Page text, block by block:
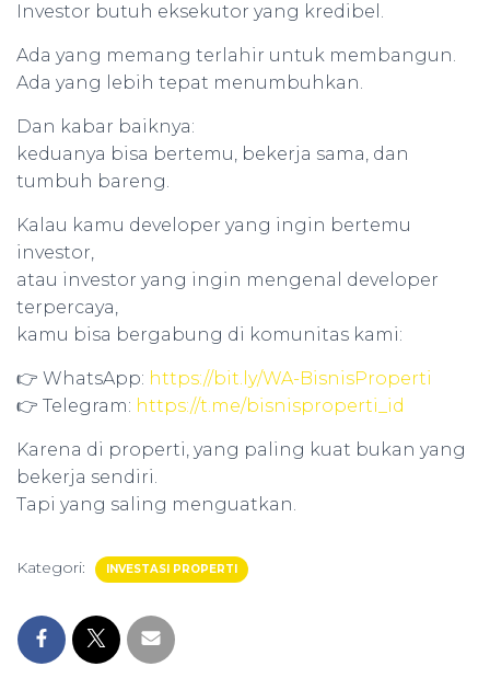
Investor butuh eksekutor yang kredibel.
Ada yang memang terlahir untuk membangun.
Ada yang lebih tepat menumbuhkan.
Dan kabar baiknya:
keduanya bisa bertemu, bekerja sama, dan
tumbuh bareng.
Kalau kamu developer yang ingin bertemu
investor,
atau investor yang ingin mengenal developer
terpercaya,
kamu bisa bergabung di komunitas kami:
👉 WhatsApp: https://bit.ly/WA-BisnisProperti
👉 Telegram: https://t.me/bisnisproperti_id
Karena di properti, yang paling kuat bukan yang
bekerja sendiri.
Tapi yang saling menguatkan.
Kategori: INVESTASI PROPERTI